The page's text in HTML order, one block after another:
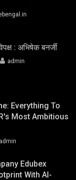
: अभिषेक बनर्जी
admin
Everything To
Most Ambitious
admin
Edubex
With AI-